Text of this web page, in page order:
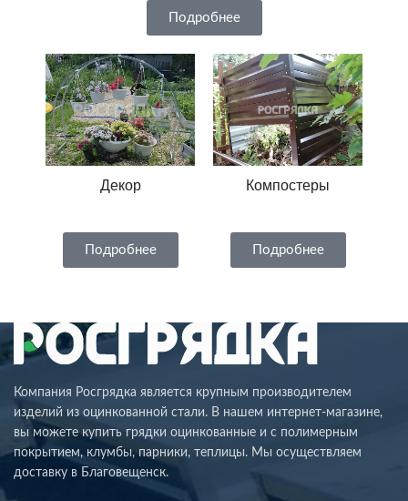
Подробнее
Декор
Подробнее
Компостеры
Подробнее
Компания Росгрядка является крупным производителем
изделий из оцинкованной стали. В нашем интернет-магазине,
вы можете купить грядки оцинкованные и с полимерным
покрытием, клумбы, парники, теплицы. Мы осуществляем
доставку в Благовещенск.